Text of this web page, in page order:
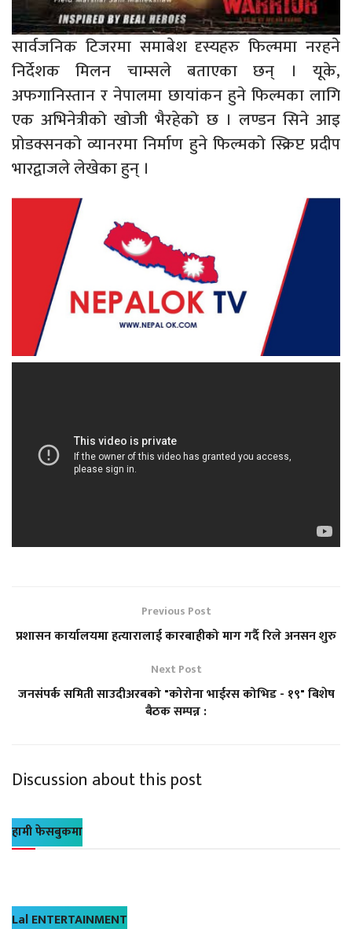
सार्वजनिक टिजरमा समाबेश दृस्यहरु फिल्ममा नरहने
निर्देशक मिलन चाम्सले बताएका छन् । यूके,
अफगानिस्तान र नेपालमा छायांकन हुने फिल्मका लागि
एक अभिनेत्रीको खोजी भैरहेको छ । लण्डन सिने आइ
प्रोडक्सनको व्यानरमा निर्माण हुने फिल्मको स्क्रिप्ट प्रदीप
भारद्वाजले लेखेका हुन् ।
Previous Post
प्रशासन कार्यालयमा हत्यारालाई कारबाहीको माग गर्दै रिले अनसन शुरु
Next Post
जनसंपर्क समिती साउदीअरबको "कोरोना भाईरस कोभिड - १९" बिशेष
बैठक सम्पन्न :
Discussion about this post
हामी फेसबुकमा
Lal ENTERTAINMENT